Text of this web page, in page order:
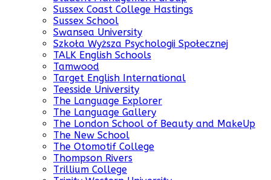
Sussex Coast College Hastings
Sussex School
Swansea University
Szkoła Wyższa Psychologii Społecznej
TALK English Schools
Tamwood
Target English International
Teesside University
The Language Explorer
The Language Gallery
The London School of Beauty and MakeUp
The New School
The Otomotif College
Thompson Rivers
Trillium College